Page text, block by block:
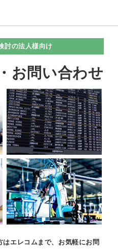
討の法人様向け
お問い合わせ
エレコムまで、お気軽にお問